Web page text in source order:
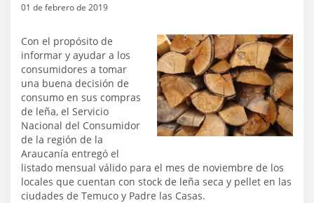
01 de febrero de 2019
Con el propósito de
informar y ayudar a los
consumidores a tomar
una buena decisión de
consumo en sus compras
de leña, el Servicio
Nacional del Consumidor
de la región de la
Araucanía entregó el
listado mensual válido para el mes de noviembre de los
locales que cuentan con stock de leña seca y pellet en las
ciudades de Temuco y Padre las Casas.